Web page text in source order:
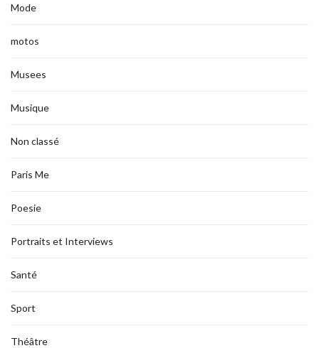
Mode
motos
Musees
Musique
Non classé
Paris Me
Poesie
Portraits et Interviews
Santé
Sport
Théâtre